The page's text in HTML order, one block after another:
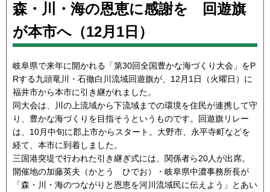
森・川・海の恩恵に感謝を 回遊旗
が本市へ（12月1日）
岐阜県で来年に開かれる「第30回全国豊かな海づくり大会」をP
Rする九頭竜川・石徹白川流域回遊旗が、12月1日（火曜日）に
福井市から本市に引き継がれました。
同大会は、川の上流域から下流域までの環境を住民が連携して守
り、豊かな海づくりを目指そうというものです。回遊旗リレー
は、10月中旬に郡上市からスタート。大野市、永平寺町などを
経て、本市に到着しました。
三国港突堤で行われた引き継ぎ式には、関係者ら20人が出席。
開催地の加藤英夫（かとう ひでお）・岐阜県中濃事務所長が
「森・川・海のつながりと恩恵を河川流域民に伝えよう」とあい